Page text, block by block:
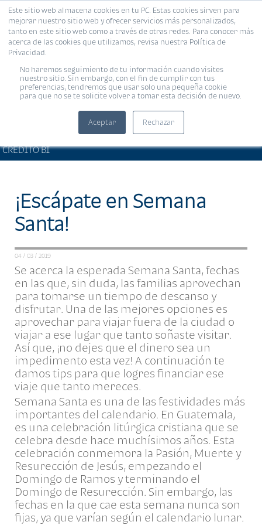
Este sitio web almacena cookies en tu PC. Estas cookies sirven para
mejorar nuestro sitio web y ofrecer servicios más personalizados,
tanto en este sitio web como a través de otras redes. Para conocer más
acerca de las cookies que utilizamos, revisa nuestra Política de
Privacidad.
No haremos seguimiento de tu información cuando visites
nuestro sitio. Sin embargo, con el fin de cumplir con tus
preferencias, tendremos que usar solo una pequeña cookie
para que no se te solicite volver a tomar esta decisión de nuevo.
Aceptar Rechazar
MENÚ
CRÉDITO BI
¡Escápate en Semana
Santa!
04 / 03 / 2019
Se acerca la esperada Semana Santa, fechas
en las que, sin duda, las familias aprovechan
para tomarse un tiempo de descanso y
disfrutar. Una de las mejores opciones es
aprovechar para viajar fuera de la ciudad o
viajar a ese lugar que tanto soñaste visitar.
Así que, ¡no dejes que el dinero sea un
impedimento esta vez! A continuación te
damos tips para que logres financiar ese
viaje que tanto mereces.
Semana Santa es una de las festividades más
importantes del calendario. En Guatemala,
es una celebración litúrgica cristiana que se
celebra desde hace muchísimos años. Esta
celebración conmemora la Pasión, Muerte y
Resurección de Jesús, empezando el
Domingo de Ramos y terminando el
Domingo de Resurección. Sin embargo, las
fechas en la que cae esta semana nunca son
fijas, ya que varían según el calendario lunar.